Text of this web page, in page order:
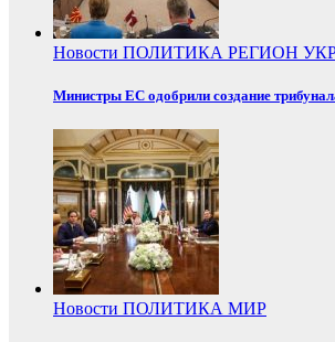
Новости ПОЛИТИКА РЕГИОН
Министры ЕС одобрили создание
Новости ПОЛИТИКА МИР